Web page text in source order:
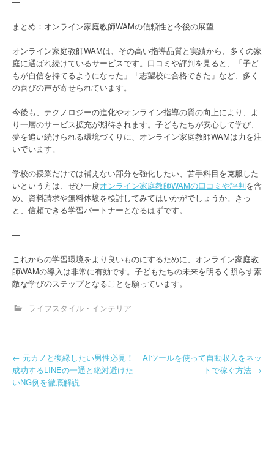
まとめ：オンライン家庭教師WAMの信頼性と今後の展望
オンライン家庭教師WAMは、その高い指導品質と実績から、多くの家
庭に選ばれ続けているサービスです。口コミや評判を見ると、「子ど
もが自信を持てるようになった」「志望校に合格できた」など、多く
の喜びの声が寄せられています。
今後も、テクノロジーの進化やオンライン指導の質の向上により、よ
り一層のサービス拡充が期待されます。子どもたちが安心して学び、
夢を追い続けられる環境づくりに、オンライン家庭教師WAMは力を注
いでいます。
学校の授業だけでは補えない部分を強化したい、苦手科目を克服した
いという方は、ぜひ一度オンライン家庭教師WAMの口コミや評判を含
め、資料請求や無料体験を検討してみてはいかがでしょうか。きっ
と、信頼できる学習パートナーとなるはずです。
—
これからの学習環境をより良いものにするために、オンライン家庭教
師WAMの導入は非常に有効です。子どもたちの未来を明るく照らす素
敵な学びのステップとなることを願っています。
ライフスタイル・インテリア
P
o
← 元カノと復縁したい男性必見！
成功するLINEの一通と絶対避けた
いNG例を徹底解説
AIツールを使って自動収入をネッ
トで稼ぐ方法 →